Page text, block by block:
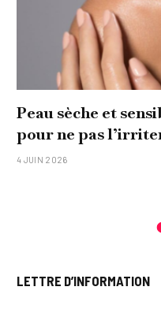
Peau sèche et
pour ne pas
4 JUIN 2026
LETTRE D’INFORMATION